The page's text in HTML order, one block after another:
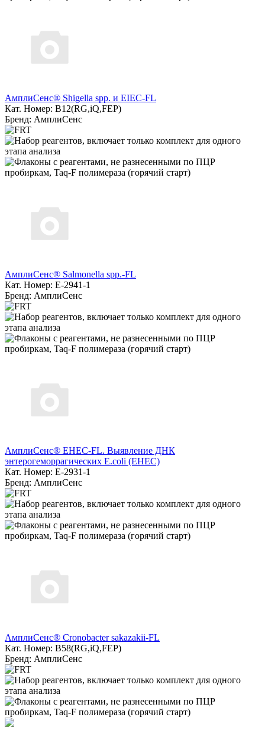
АмплиСенс® Shigella spp. и EIEC-FL
Кат. Номер: B12(RG,iQ,FEP)
Бренд: АмплиСенс
АмплиСенс® Salmonella spp.-FL
Кат. Номер: E-2941-1
Бренд: АмплиСенс
АмплиСенс® EHEC-FL. Выявление ДНК
энтерогеморрагических E.coli (EHEC)
Кат. Номер: E-2931-1
Бренд: АмплиСенс
АмплиСенс® Cronobacter sakazakii-FL
Кат. Номер: B58(RG,iQ,FEP)
Бренд: АмплиСенс